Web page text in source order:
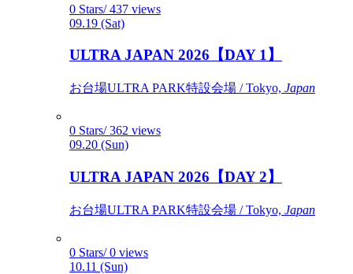
0 Stars/ 437 views
09.19 (Sat)
ULTRA JAPAN 2026【DAY 1】
お台場ULTRA PARK特設会場 / Tokyo, Japan
0 Stars/ 362 views
09.20 (Sun)
ULTRA JAPAN 2026【DAY 2】
お台場ULTRA PARK特設会場 / Tokyo, Japan
0 Stars/ 0 views
10.11 (Sun)